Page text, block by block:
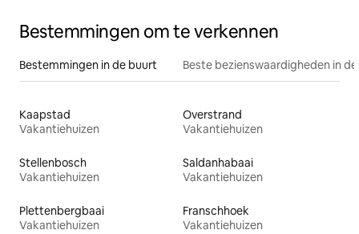
Bestemmingen om te verkennen
Bestemmingen in de buurt Beste bezienswaardigheden in
Kaapstad
Vakantiehuizen
Overstrand
Vakantiehuizen
Stellenbosch
Vakantiehuizen
Saldanhabaai
Vakantiehuizen
Plettenbergbaai
Vakantiehuizen
Franschhoek
Vakantiehuizen